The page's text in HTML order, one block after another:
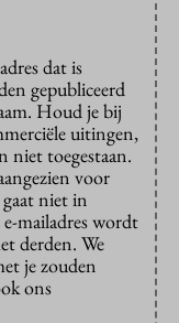
dat is
gepubliceerd
Houd je bij
uitingen,
niet toegestaan.
voor
niet in
e-mailadres wordt
derden. We
je zouden
ons